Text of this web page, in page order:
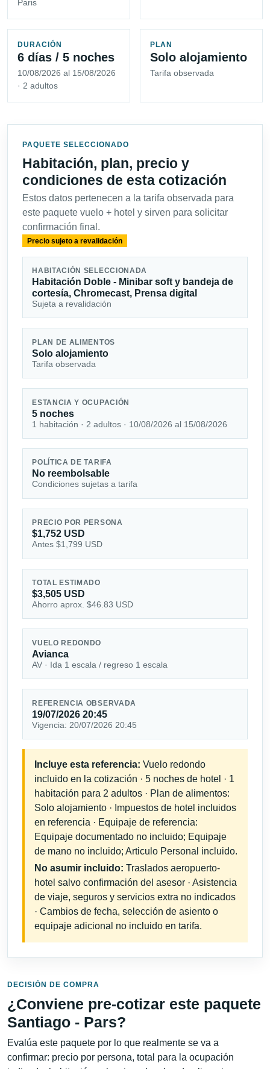
Paris
DURACIÓN
6 días / 5 noches
10/08/2026 al 15/08/2026
· 2 adultos
PLAN
Solo alojamiento
Tarifa observada
PAQUETE SELECCIONADO
Habitación, plan, precio y
condiciones de esta cotización
Estos datos pertenecen a la tarifa observada para
este paquete vuelo + hotel y sirven para solicitar
confirmación final.
Precio sujeto a revalidación
HABITACIÓN SELECCIONADA
Habitación Doble - Minibar soft y bandeja de
cortesía, Chromecast, Prensa digital
Sujeta a revalidación
PLAN DE ALIMENTOS
Solo alojamiento
Tarifa observada
ESTANCIA Y OCUPACIÓN
5 noches
1 habitación · 2 adultos · 10/08/2026 al 15/08/2026
POLÍTICA DE TARIFA
No reembolsable
Condiciones sujetas a tarifa
PRECIO POR PERSONA
$1,752 USD
Antes $1,799 USD
TOTAL ESTIMADO
$3,505 USD
Ahorro aprox. $46.83 USD
VUELO REDONDO
Avianca
AV · Ida 1 escala / regreso 1 escala
REFERENCIA OBSERVADA
19/07/2026 20:45
Vigencia: 20/07/2026 20:45
Incluye esta referencia: Vuelo redondo
incluido en la cotización · 5 noches de hotel · 1
habitación para 2 adultos · Plan de alimentos:
Solo alojamiento · Impuestos de hotel incluidos
en referencia · Equipaje de referencia:
Equipaje documentado no incluido; Equipaje
de mano no incluido; Articulo Personal incluido.
No asumir incluido: Traslados aeropuerto-
hotel salvo confirmación del asesor · Asistencia
de viaje, seguros y servicios extra no indicados
· Cambios de fecha, selección de asiento o
equipaje adicional no incluido en tarifa.
DECISIÓN DE COMPRA
¿Conviene pre-cotizar este paquete
Santiago - Pars?
Evalúa este paquete por lo que realmente se va a
confirmar: precio por persona, total para la ocupación